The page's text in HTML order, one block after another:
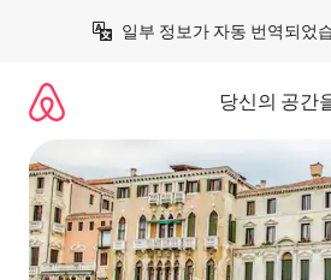
일부 정보가 자동 번역되었
당신의 공간